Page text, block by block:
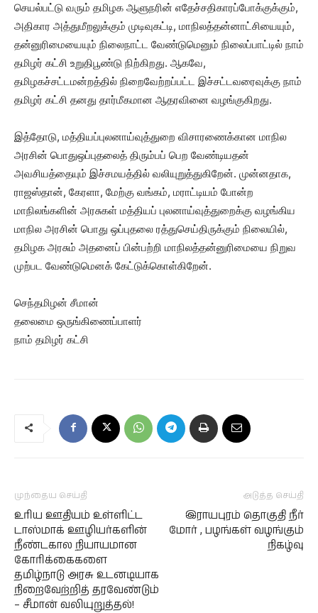
செயல்பட்டு வரும் தமிழக ஆளுநரின் எதேச்சதிகாரப்போக்குக்கும்,
அதிகார அத்துமீறலுக்கும் முடிவுகட்டி, மாநிலத்தன்னாட்சியையும்,
தன்னுரிமையையும் நிலைநாட்ட வேண்டுமெனும் நிலைப்பாட்டில் நாம்
தமிழர் கட்சி உறுதிபூண்டு நிற்கிறது. ஆகவே,
தமிழகச்சட்டமன்றத்தில் நிறைவேற்றப்பட்ட இச்சட்டவரைவுக்கு நாம்
தமிழர் கட்சி தனது தார்மீகமான ஆதரவினை வழங்குகிறது.
இத்தோடு, மத்தியப்புலனாய்வுத்துறை விசாரணைக்கான மாநில
அரசின் பொதுஒப்புதலைத் திரும்பப் பெற வேண்டியதன்
அவசியத்தையும் இச்சமயத்தில் வலியுறுத்துகிறேன். முன்னதாக,
ராஜஸ்தான், கேரளா, மேற்கு வங்கம், மராட்டியம் போன்ற
மாநிலங்களின் அரசுகள் மத்தியப் புலனாய்வுத்துறைக்கு வழங்கிய
மாநில அரசின் பொது ஒப்புதலை ரத்துசெய்திருக்கும் நிலையில்,
தமிழக அரசும் அதனைப் பின்பற்றி மாநிலத்தன்னுரிமையை நிறுவ
முற்பட வேண்டுமெனக் கேட்டுக்கொள்கிறேன்.
செந்தமிழன் சீமான்
தலைமை ஒருங்கிணைப்பாளர்
நாம் தமிழர் கட்சி
முந்தைய செய்தி
உரிய ஊதியம் உள்ளிட்ட
டாஸ்மாக் ஊழியர்களின்
நீண்டகால நியாயமான
கோரிக்கைகளை
தமிழ்நாடு அரசு உடனடியாக
நிறைவேற்றித் தரவேண்டும்
– சீமான் வலியுறுத்தல்!
அடுத்த செய்தி
இராயபுரம் தொகுதி நீர்
மோர் , பழங்கள் வழங்கும்
நிகழ்வு